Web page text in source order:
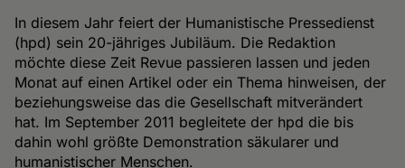
In diesem Jahr feiert der Humanistische Pressedienst
(hpd) sein 20-jähriges Jubiläum. Die Redaktion
möchte diese Zeit Revue passieren lassen und jeden
Monat auf einen Artikel oder ein Thema hinweisen, der
beziehungsweise das die Gesellschaft mitverändert
hat. Im September 2011 begleitete der hpd die bis
dahin wohl größte Demonstration säkularer und
humanistischer Menschen.